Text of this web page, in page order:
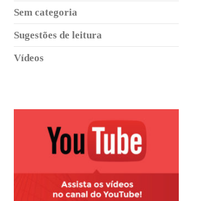
Sem categoria
Sugestões de leitura
Vídeos